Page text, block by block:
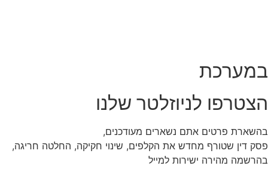
במערכת
הצטרפו לניוזלטר שלנו
בהשארת פרטים אתם נשארים מעודכנים,
פסק דין שטורף מחדש את הקלפים, שינוי חקיקה, החלטה חריגה,
בהרשמה מהירה ישירות למייל